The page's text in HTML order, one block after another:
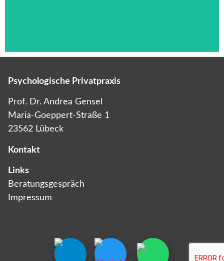
Das ist die Überschrift
Lorem ipsum dolor sit amet consectetur
Psychologische Privatpraxis
Prof. Dr. Andrea Gensel
Maria-Goeppert-Straße 1
23562 Lübeck
Kontakt
Links
Beratungsgespräch
Impressum